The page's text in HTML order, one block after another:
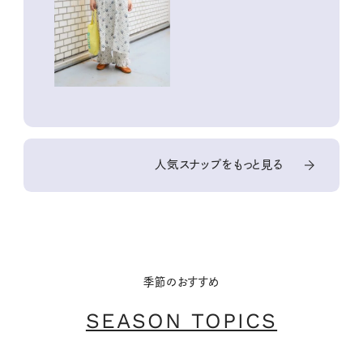
人気スナップをもっと見る
季節のおすすめ
SEASON TOPICS